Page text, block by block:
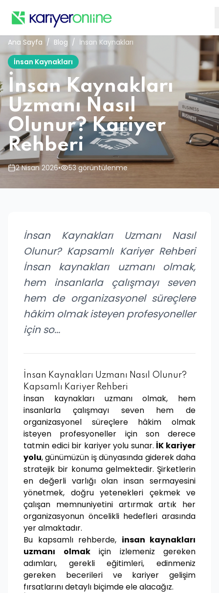
Ana Sayfa / Blog / İnsan Kaynakları
İnsan Kaynakları
İnsan Kaynakları
Uzmanı Nasıl
Olunur? Kariyer
Rehberi
2 Nisan 2026• 53 görüntülenme
İnsan Kaynakları Uzmanı Nasıl
Olunur? Kapsamlı Kariyer Rehberi
İnsan kaynakları uzmanı olmak,
hem insanlarla çalışmayı seven
hem de organizasyonel süreçlere
hâkim olmak isteyen profesyoneller
için so...
İnsan Kaynakları Uzmanı Nasıl Olunur?
Kapsamlı Kariyer Rehberi
İnsan kaynakları uzmanı olmak, hem
insanlarla çalışmayı seven hem de
organizasyonel süreçlere hâkim olmak
isteyen profesyoneller için son derece
tatmin edici bir kariyer yolu sunar. İK kariyer
yolu, günümüzün iş dünyasında giderek daha
stratejik bir konuma gelmektedir. Şirketlerin
en değerli varlığı olan insan sermayesini
yönetmek, doğru yetenekleri çekmek ve
çalışan memnuniyetini artırmak artık her
organizasyonun öncelikli hedefleri arasında
yer almaktadır.
Bu kapsamlı rehberde, insan kaynakları
uzmanı olmakiçin izlemeniz gereken
adımları, gerekli eğitimleri, edinmeniz
gereken becerileri ve kariyer gelişim
fırsatlarını detaylı biçimde ele alacağız.